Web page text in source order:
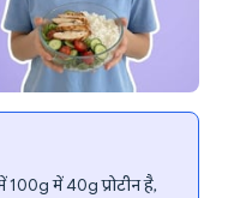
में 40g प्रोटीन है,